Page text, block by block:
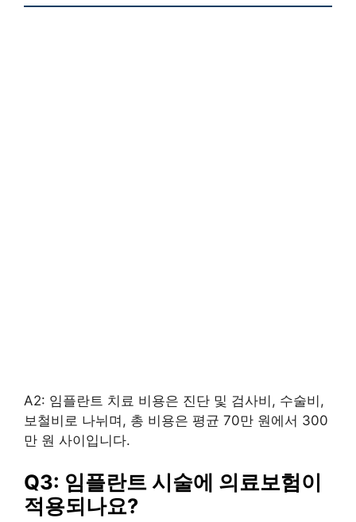
A2: 임플란트 치료 비용은 진단 및 검사비, 수술비,
보철비로 나뉘며, 총 비용은 평균 70만 원에서 300
만 원 사이입니다.
Q3: 임플란트 시술에 의료보험이
적용되나요?